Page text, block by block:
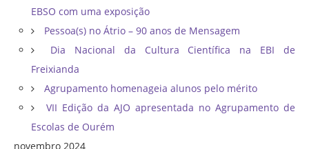
EBSO com uma exposição
Pessoa(s) no Átrio – 90 anos de Mensagem
Dia Nacional da Cultura Científica na EBI de
Freixianda
Agrupamento homenageia alunos pelo mérito
VII Edição da AJO apresentada no Agrupamento de
Escolas de Ourém
novembro 2024